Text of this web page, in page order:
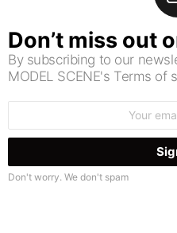
Don’t miss out
By subscribing to our
MODEL SCENE's Terms of
Don't worry. We don't spam